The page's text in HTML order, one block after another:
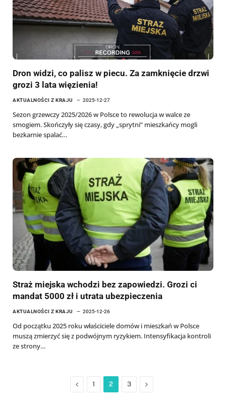
Dron widzi, co palisz w piecu. Za zamknięcie drzwi
grozi 3 lata więzienia!
AKTUALNOŚCI Z KRAJU 2025-12-27
Sezon grzewczy 2025/2026 w Polsce to rewolucja w walce ze
smogiem. Skończyły się czasy, gdy „sprytni” mieszkańcy mogli
bezkarnie spalać…
Straż miejska wchodzi bez zapowiedzi. Grozi ci
mandat 5000 zł i utrata ubezpieczenia
AKTUALNOŚCI Z KRAJU 2025-12-26
Od początku 2025 roku właściciele domów i mieszkań w Polsce
muszą zmierzyć się z podwójnym ryzykiem. Intensyfikacja kontroli
ze strony…
Previous
1 2 3 Next